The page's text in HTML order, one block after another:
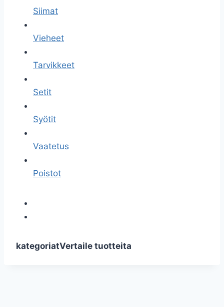
Siimat
Vieheet
Tarvikkeet
Setit
Syötit
Vaatetus
Poistot
kategoriatVertaile tuotteita